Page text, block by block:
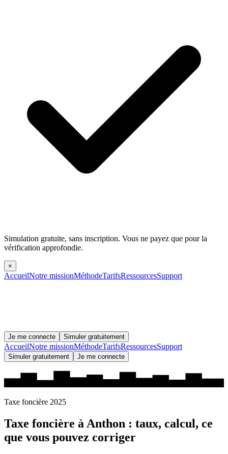
Simulation gratuite, sans inscription. Vous ne payez que pour la
vérification approfondie.
×
AccueilNotre missionMéthodeTarifsRessourcesSupport
Je me connecte Simuler gratuitement
AccueilNotre missionMéthodeTarifsRessourcesSupport
Simuler gratuitement Je me connecte
Taxe foncière 2025
Taxe foncière àAnthon : taux, calcul, ce
que vous pouvez corriger